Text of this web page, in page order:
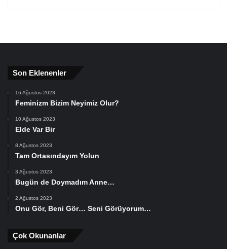
Son Eklenenler
16 Ağustos 2023
Feminizm Bizim Neyimiz Olur?
10 Ağustos 2023
Elde Var Bir
8 Ağustos 2023
Tam Ortasındayım Yolun
3 Ağustos 2023
Bugün de Doymadım Anne…
2 Ağustos 2023
Onu Gör, Beni Gör… Seni Görüyorum…
Çok Okunanlar